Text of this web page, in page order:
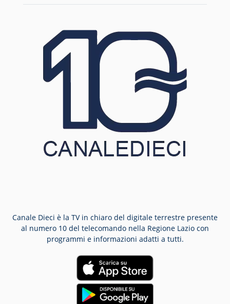
Canale Dieci è la TV in chiaro del digitale terrestre presente
al numero 10 del telecomando nella Regione Lazio con
programmi e informazioni adatti a tutti.